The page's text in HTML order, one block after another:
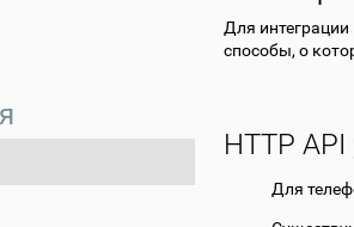
Для
способы, о
HTTP API
Для